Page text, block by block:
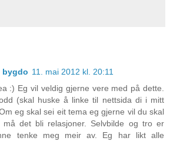
bygdo 11. mai 2012 kl. 20:11
:) Eg vil veldig gjerne vere med på dette.
(skal huske å linke til nettsida di i mitt
eg skal sei eit tema eg gjerne vil du skal
det bli relasjoner. Selvbilde og tro er
tenke meg meir av. Eg har likt alle